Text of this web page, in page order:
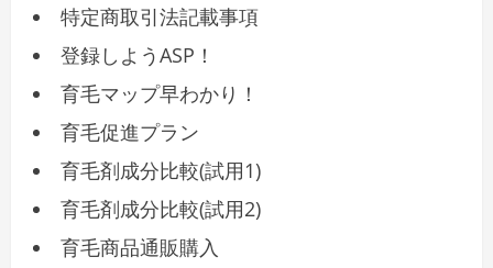
特定商取引法記載事項
登録しようASP！
育毛マップ早わかり！
育毛促進プラン
育毛剤成分比較(試用1)
育毛剤成分比較(試用2)
育毛商品通販購入